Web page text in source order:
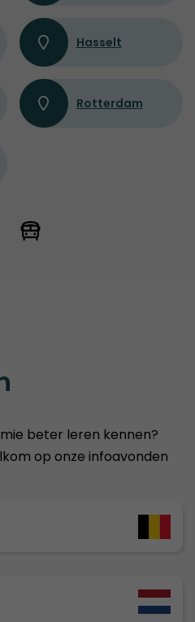
Hasselt
Rotterdam
beter leren kennen?
op onze infoavonden